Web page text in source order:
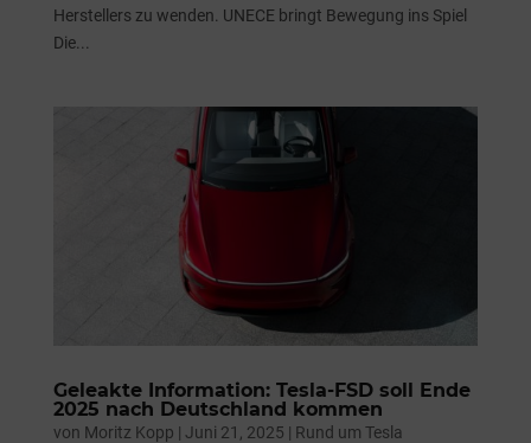
Herstellers zu wenden. UNECE bringt Bewegung ins Spiel
Die...
Geleakte Information: Tesla-FSD soll Ende
2025 nach Deutschland kommen
von Moritz Kopp | Juni 21, 2025 | Rund um Tesla